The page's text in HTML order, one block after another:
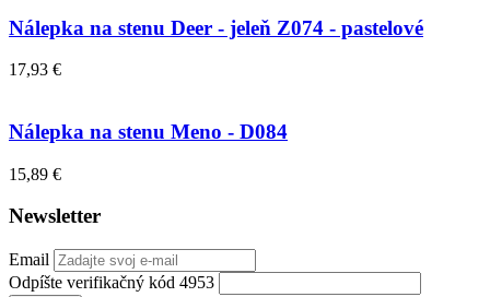
Nálepka na stenu Deer - jeleň Z074 - pastelové
17,93 €
Nálepka na stenu Meno - D084
15,89 €
Newsletter
Email
Odpíšte verifikačný kód 4953